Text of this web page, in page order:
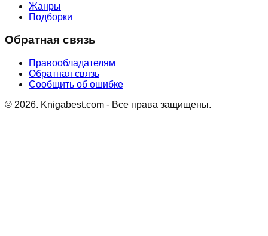
Жанры
Подборки
Обратная связь
Правообладателям
Обратная связь
Сообщить об ошибке
© 2026. Knigabest.com - Все права защищены.